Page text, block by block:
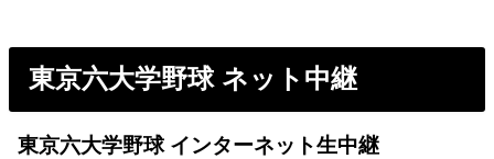
東京六大学野球 ネット中継
東京六大学野球 インターネット生中継